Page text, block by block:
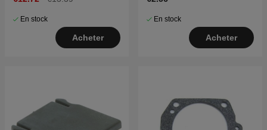
En stock
Acheter
En stock
Acheter